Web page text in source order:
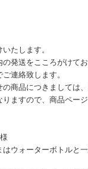
たします。
の発送をこころがけて
連絡致します。
商品につきましては
りますので、商品ペー
ウォーターボトルと